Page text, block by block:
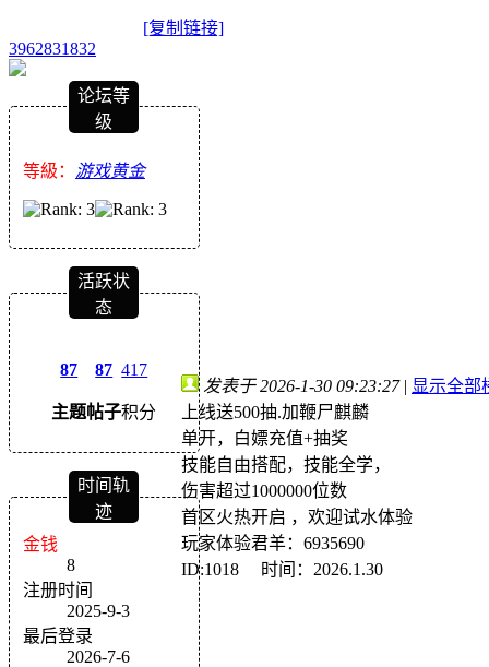
[复制链接]
3962831832
论坛等
级
等級： 游戏黄金
活跃状
态
87
主题
87
帖子
417
积分
时间轨
迹
金钱
8
注册时间
2025-9-3
最后登录
2026-7-6
发表于 2026-1-30 09:23:27 | 显示全部
上线送500抽.加鞭尸麒麟
单开，白嫖充值+抽奖
技能自由搭配，技能全学，
伤害超过1000000位数
首区火热开启 ，欢迎试水体验
玩家体验君羊：6935690
ID:1018 时间：2026.1.30